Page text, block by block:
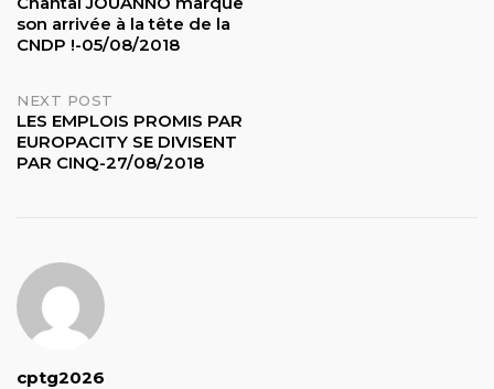
navigation
son arrivée à la tête de la
CNDP !-05/08/2018
NEXT POST
LES EMPLOIS PROMIS PAR
EUROPACITY SE DIVISENT
PAR CINQ-27/08/2018
cptg2026